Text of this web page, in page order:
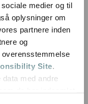
medier og til
oplysninger om
partnere inden
og
Site.
med andre